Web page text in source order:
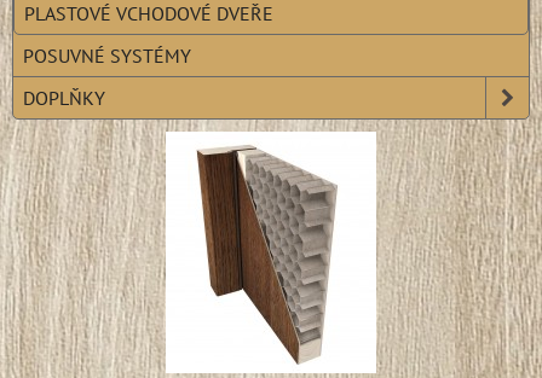
PLASTOVÉ VCHODOVÉ DVEŘE
POSUVNÉ SYSTÉMY
DOPLŇKY